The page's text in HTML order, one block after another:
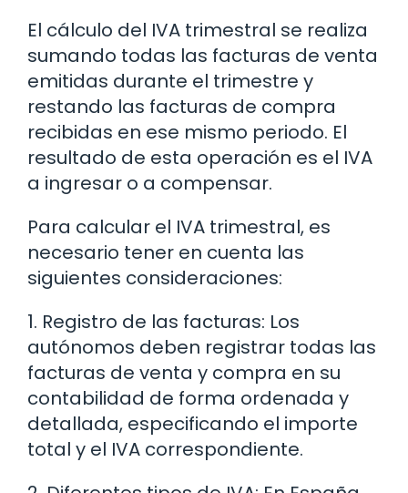
El cálculo del IVA trimestral se realiza
sumando todas las facturas de venta
emitidas durante el trimestre y
restando las facturas de compra
recibidas en ese mismo periodo. El
resultado de esta operación es el IVA
a ingresar o a compensar.
Para calcular el IVA trimestral, es
necesario tener en cuenta las
siguientes consideraciones:
1. Registro de las facturas: Los
autónomos deben registrar todas las
facturas de venta y compra en su
contabilidad de forma ordenada y
detallada, especificando el importe
total y el IVA correspondiente.